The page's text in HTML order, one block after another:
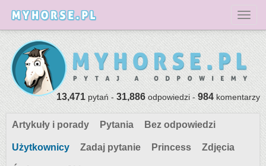
13,471pytań -31,886odpowiedzi -984komentarzy
Artykuły i porady Pytania Bez odpowiedzi
Użytkownicy Zadaj pytanie Princess Zdjęcia